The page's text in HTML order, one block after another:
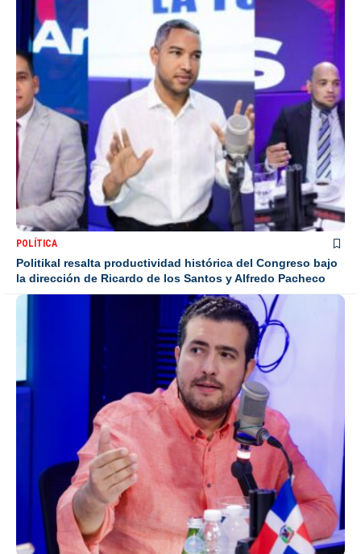
POLÍTICA
Politikal resalta productividad histórica del Congreso bajo
la dirección de Ricardo de los Santos y Alfredo Pacheco